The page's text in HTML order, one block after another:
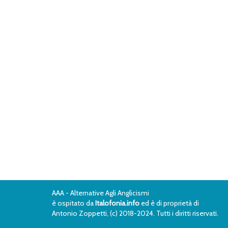
AAA - Alternative Agli Anglicismi
è ospitato daItalofonia.info ed è di proprietà di
Antonio Zoppetti, (c) 2018-2024. Tutti i diritti riservati.